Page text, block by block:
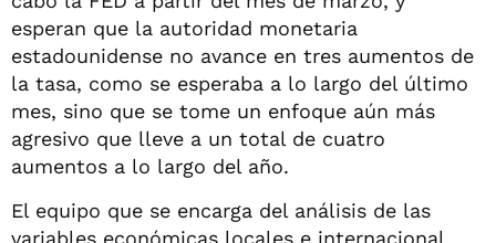
esperan que la autoridad monetaria
estadounidense no avance en tres aumentos de
la tasa, como se esperaba a lo largo del último
mes, sino que se tome un enfoque aún más
agresivo que lleve a un total de cuatro
aumentos a lo largo del año.
El equipo que se encarga del análisis de las
variables económicas locales e internacional